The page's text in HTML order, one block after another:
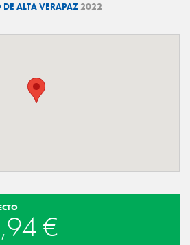
ALTA VERAPAZ2022
€